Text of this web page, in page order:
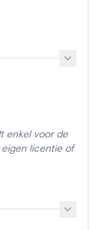
enkel voor de
licentie of